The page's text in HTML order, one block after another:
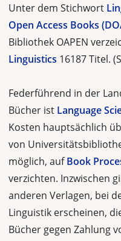
Unter dem Stichwort
Open Access Books
Bibliothek OAPEN
Linguistics 16187 Titel.
Federführend in der
Bücher ist Language
Kosten hauptsächlich
von
möglich, aufBook
verzichten. Inzwischen
anderen Verlagen, bei
Linguistik erscheinen,
Bücher gegen Zahlung